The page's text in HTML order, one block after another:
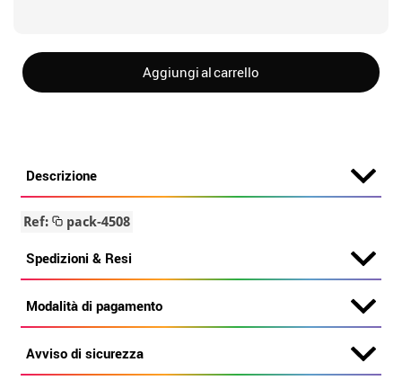
Aggiungi al carrello
Descrizione
Ref: pack-4508
Spedizioni & Resi
Modalità di pagamento
Avviso di sicurezza